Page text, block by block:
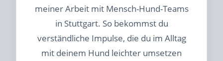
meiner Arbeit mit Mensch-Hund-Teams
in Stuttgart. So bekommst du
verständliche Impulse, die du im Alltag
mit deinem Hund leichter umsetzen